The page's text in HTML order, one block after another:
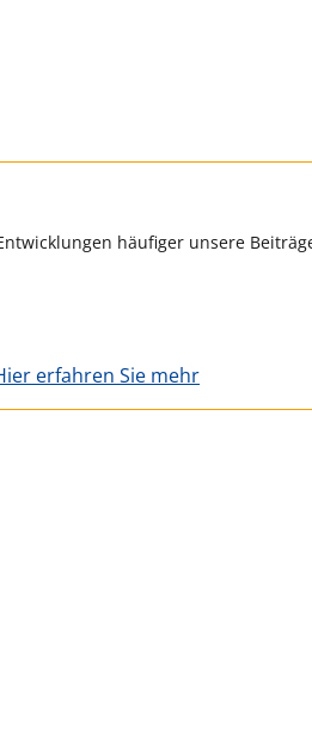
häufiger unsere
erfahren Sie mehr